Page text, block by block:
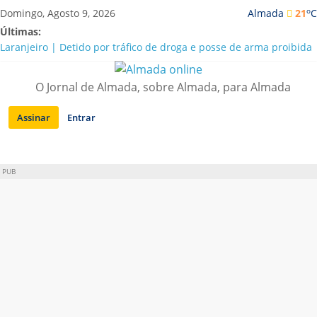
Saltar
para
conteúdo
Almada 21oC
Domingo, Agosto 9, 2026
Últimas:
Laranjeiro | Detido por tráfico de droga e posse de arma proibida
A “crise” da água em Almada: ilações e ensinamentos necessários
Costa da Caparica | Polícia Marítima e ASAE detectam
irregularidades em habitações e restaurantes
APA diz que falta de água em Almada “foi um problema de má
O Jornal de Almada, sobre Almada, para Almada
Assinar Entrar
PUB